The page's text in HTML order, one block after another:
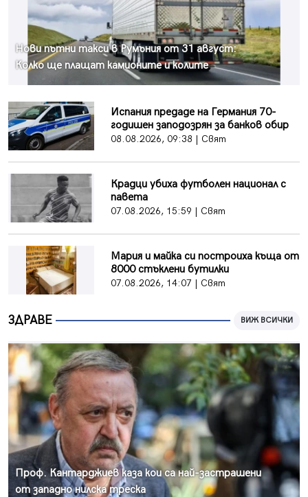
Нови пътни такси в Румъния от 31 август:
Колко ще плащат камионите и колите
Испания предаде на Германия 70-
годишен заподозрян за банков обир
08.08.2026, 09:38 | Свят
Крадци убиха футболен национал с
павета
07.08.2026, 15:59 | Свят
Мария и майка си построиха къща от
8000 стъклени бутилки
07.08.2026, 14:07 | Свят
ЗДРАВЕ ВИЖ ВСИЧКИ
Проф. Кантарджиев каза кои са най-застрашени
от западно нилска треска